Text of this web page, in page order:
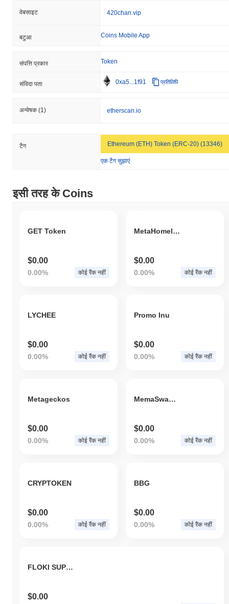
वेबसाइट 420chan.vip
बटुआ Coins Mobile App
संपत्ति प्रकार Token
संविदा पता 0xa5...1f91 प्रतिलिपि
अन्वेषक (1) etherscan.io
टैग Ethereum (ETH) Token (ERC-20) (13346)
एक टैग सुझाएं
इसी तरह के Coins
GET Token
$0.00
0.00% कोई रैंक नहीं
MetaHomelessShibaHarryPotterInu
$0.00
0.00% कोई रैंक नहीं
LYCHEE
$0.00
0.00% कोई रैंक नहीं
Promo Inu
$0.00
0.00% कोई रैंक नहीं
Metageckos
$0.00
0.00% कोई रैंक नहीं
MemaSwap Token
$0.00
0.00% कोई रैंक नहीं
CRYPTOKEN
$0.00
0.00% कोई रैंक नहीं
BBG
$0.00
0.00% कोई रैंक नहीं
FLOKI SUPER SAIYAN
$0.00